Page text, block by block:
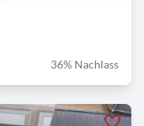
36% Nachlass